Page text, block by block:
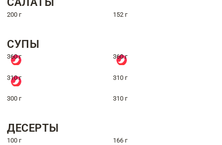
200 г 152 г
СУПЫ
360 г 360 г
310 г 310 г
300 г 310 г
ДЕСЕРТЫ
100 г 166 г